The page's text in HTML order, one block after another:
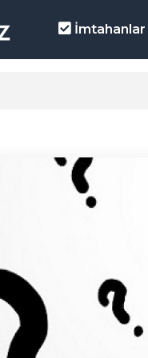
İmtahanlar